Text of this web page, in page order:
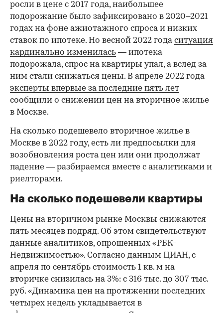
росли в цене с 2017 года, наибольшее
подорожание было зафиксировано в 2020–2021
годах на фоне ажиотажного спроса и низких
ставок по ипотеке. Но весной 2022 годаситуация
кардинально изменилась — ипотека
подорожала, спрос на квартиры упал, а вслед за
ним стали снижаться цены. В апреле 2022 года
эксперты впервые за последние пять лет
сообщили о снижении цен на вторичное жилье
в Москве.
На сколько подешевело вторичное жилье в
Москве в 2022 году, есть ли предпосылки для
возобновления роста цен или они продолжат
падение — разбираемся вместе с аналитиками и
риелторами.
На сколько подешевели квартиры
Цены на вторичном рынке Москвы снижаются
пять месяцев подряд. Об этом свидетельствуют
данные аналитиков, опрошенных «РБК-
Недвижимостью». Согласно данным ЦИАН, с
апреля по сентябрь стоимость 1 кв. м на
вторичке снизилась на 3%: с 316 тыс. до 307 тыс.
руб. «Динамика цен на протяжении последних
четырех недель укладывается в